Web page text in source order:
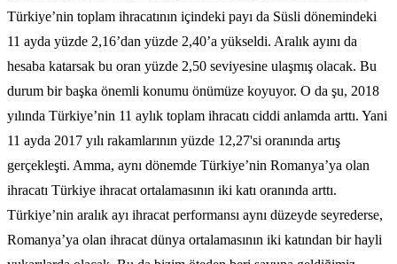
Türkiye’nin toplam ihracatının içindeki payı da Süsli dönemindeki
11 ayda yüzde 2,16’dan yüzde 2,40’a yükseldi. Aralık ayını da
hesaba katarsak bu oran yüzde 2,50 seviyesine ulaşmış olacak. Bu
durum bir başka önemli konumu önümüze koyuyor. O da şu, 2018
yılında Türkiye’nin 11 aylık toplam ihracatı ciddi anlamda arttı. Yani
11 ayda 2017 yılı rakamlarının yüzde 12,27'si oranında artış
gerçekleşti. Amma, aynı dönemde Türkiye’nin Romanya’ya olan
ihracatı Türkiye ihracat ortalamasının iki katı oranında arttı.
Türkiye’nin aralık ayı ihracat performansı aynı düzeyde seyrederse,
Romanya’ya olan ihracat dünya ortalamasının iki katından bir hayli